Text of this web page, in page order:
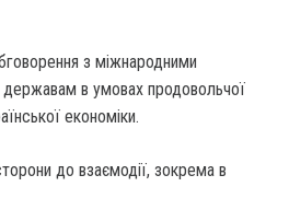
з міжнародними
державам в умовах продовольчої
економіки.
до взаємодії, зокрема в